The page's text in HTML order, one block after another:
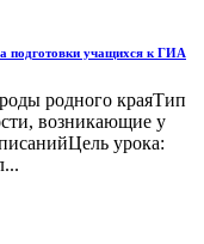
подготовки учащихся к ГИА
родного краяТип
возникающие у
урока: